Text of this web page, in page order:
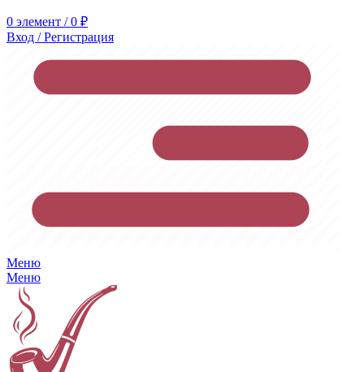
0 элемент / 0 ₽
Вход / Регистрация
Меню
Меню